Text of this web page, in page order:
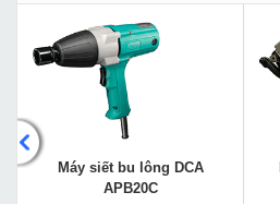
Máy siết bu lông DCA
APB20C